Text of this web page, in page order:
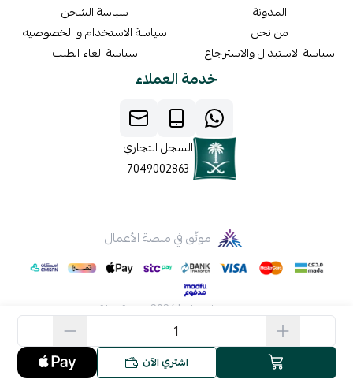
اشتري الآن
المدونة
من نحن
سياسة الاستبدال والاسترجاع
سياسة الشحن
سياسة الاستخدام و الخصوصيه
سياسة الغاء الطلب
خدمة العملاء
السجل التجاري
7049002863
موثّق في منصة الأعمال
صنع بإتقان على | 2026 منصة سلة